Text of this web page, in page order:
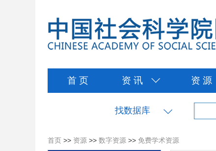
首 页 资 讯 资 源
找数据库
首页 >> 资源 >> 数字资源 >> 免费学术资源